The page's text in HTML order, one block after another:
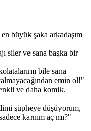
büyük şaka arkadaşım
siler ve sana başka bir
bile sana
emin ol!"
ve daha komik.
şüpheye düşüyorum,
karnım aç mı?"